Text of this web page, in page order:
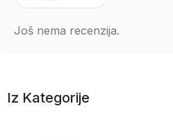
Još nema recenzija.
Iz Kategorije